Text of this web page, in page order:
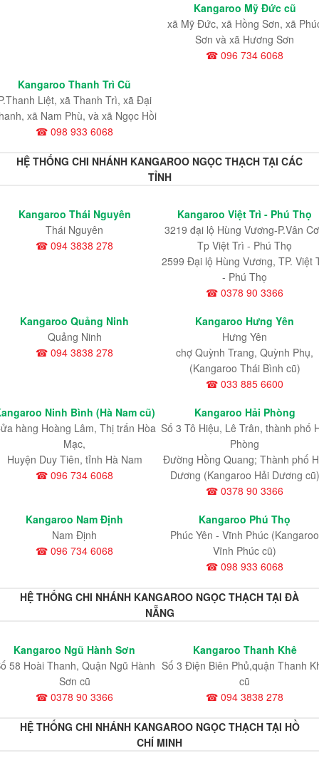
Kangaroo Mỹ Đức cũ
xã Mỹ Đức, xã Hồng Sơn, xã
Sơn và xã Hương Sơn
☎ 096 734 6068
Kangaroo Thanh Trì Cũ
Liệt, xã Thanh Trì, xã Đại
xã Nam Phù, và xã Ngọc Hồi
☎ 098 933 6068
HỆ THỐNG CHI NHÁNH KANGAROO NGỌC THẠCH TẠI CÁC
TỈNH
Kangaroo Thái Nguyên
Thái Nguyên
☎ 094 3838 278
Kangaroo Việt Trì - Phú Thọ
3219 đại lộ Hùng Vương-P.Vân
Tp Việt Trì - Phú Thọ
2599 Đại lộ Hùng Vương, TP. Việt
- Phú Thọ
☎ 0378 90 3366
Kangaroo Quảng Ninh
Quảng Ninh
☎ 094 3838 278
Kangaroo Hưng Yên
Hưng Yên
chợ Quỳnh Trang, Quỳnh Phụ,
(Kangaroo Thái Bình cũ)
☎ 033 885 6600
Ninh Bình (Hà Nam cũ)
hàng Hoàng Lâm, Thị trấn Hòa
Mạc,
Huyện Duy Tiên, tỉnh Hà Nam
☎ 096 734 6068
Kangaroo Hải Phòng
Số 3 Tô Hiệu, Lê Trân, thành phố
Phòng
Đường Hồng Quang; Thành phố
Dương (Kangaroo Hải Dương cũ)
☎ 0378 90 3366
Kangaroo Nam Định
Nam Định
☎ 096 734 6068
Kangaroo Phú Thọ
Phúc Yên - Vĩnh Phúc (Kangaroo
Vĩnh Phúc cũ)
☎ 098 933 6068
HỆ THỐNG CHI NHÁNH KANGAROO NGỌC THẠCH TẠI ĐÀ
NẴNG
Kangaroo Ngũ Hành Sơn
58 Hoài Thanh, Quận Ngũ Hành
Sơn cũ
☎ 0378 90 3366
Kangaroo Thanh Khê
Số 3 Điện Biên Phủ,quận Thanh
cũ
☎ 094 3838 278
HỆ THỐNG CHI NHÁNH KANGAROO NGỌC THẠCH TẠI HỒ
CHÍ MINH